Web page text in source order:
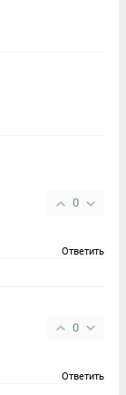
0
Ответить
0
Ответить